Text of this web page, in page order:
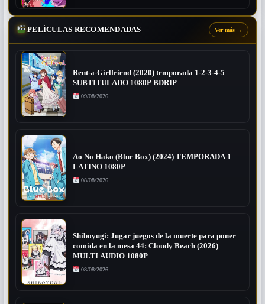
PELÍCULAS RECOMENDADAS Ver más →
Rent-a-Girlfriend (2020) temporada 1-2-3-4-5
SUBTITULADO 1080P BDRIP
09/08/2026
Ao No Hako (Blue Box) (2024) TEMPORADA 1
LATINO 1080P
08/08/2026
Shiboyugi: Jugar juegos de la muerte para poner
comida en la mesa 44: Cloudy Beach (2026)
MULTI AUDIO 1080P
08/08/2026